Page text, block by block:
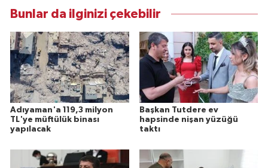
Bunlar da ilginizi çekebilir
Adıyaman'a 119,3 milyon
TL'ye müftülük binası
yapılacak
Başkan Tutdere ev
hapsinde nişan yüzüğü
taktı